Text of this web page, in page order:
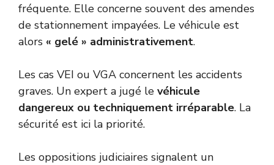
fréquente. Elle concerne souvent des amendes
de stationnement impayées. Le véhicule est
alors « gelé » administrativement.
Les cas VEI ou VGA concernent les accidents
graves. Un expert a jugé le véhicule
dangereux ou techniquement irréparable. La
sécurité est ici la priorité.
Les oppositions judiciaires signalent un